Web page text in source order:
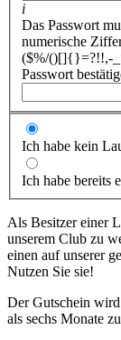
i
Das Passwort
numerische
($%/()[]{}=?!!,-
Passwort
Ich habe kein
Ich habe bereits
Als Besitzer einer
unserem Club zu
einen auf unserer
Nutzen Sie sie!
Der Gutschein
als sechs Monate